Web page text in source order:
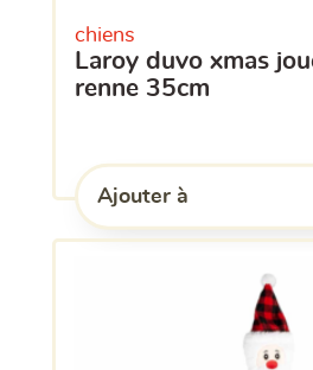
chiens
laroy duvo xmas jouet corde
renne 35cm
Ajouter à
l'une de mes listes.